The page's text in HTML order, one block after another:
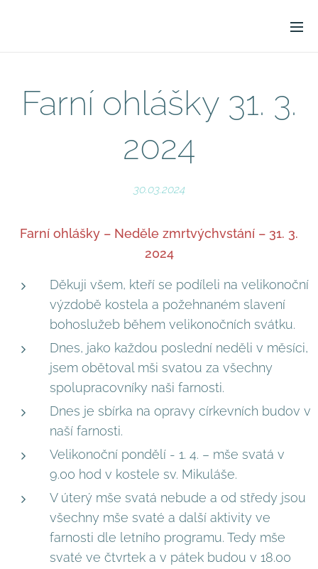
Farní ohlášky 31. 3.
2024
30.03.2024
Farní ohlášky – Neděle zmrtvýchvstání – 31. 3.
2024
Děkuji všem, kteří se podíleli na velikonoční
výzdobě kostela a požehnaném slavení
bohoslužeb během velikonočních svátku.
Dnes, jako každou poslední neděli v měsíci,
jsem obětoval mši svatou za všechny
spolupracovníky naši farnosti.
Dnes je sbírka na opravy církevních budov v
naší farnosti.
Velikonoční pondělí - 1. 4. – mše svatá v
9.00 hod v kostele sv. Mikuláše.
V úterý mše svatá nebude a od středy jsou
všechny mše svaté a další aktivity ve
farnosti dle letního programu. Tedy mše
svaté ve čtvrtek a v pátek budou v 18.00